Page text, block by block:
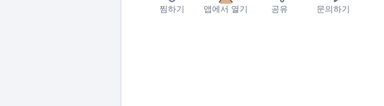
찜하기 앱에서 열기 공유 문의하기